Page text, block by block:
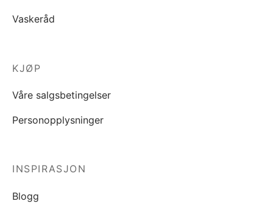
Vaskeråd
KJØP
Våre salgsbetingelser
Personopplysninger
INSPIRASJON
Blogg